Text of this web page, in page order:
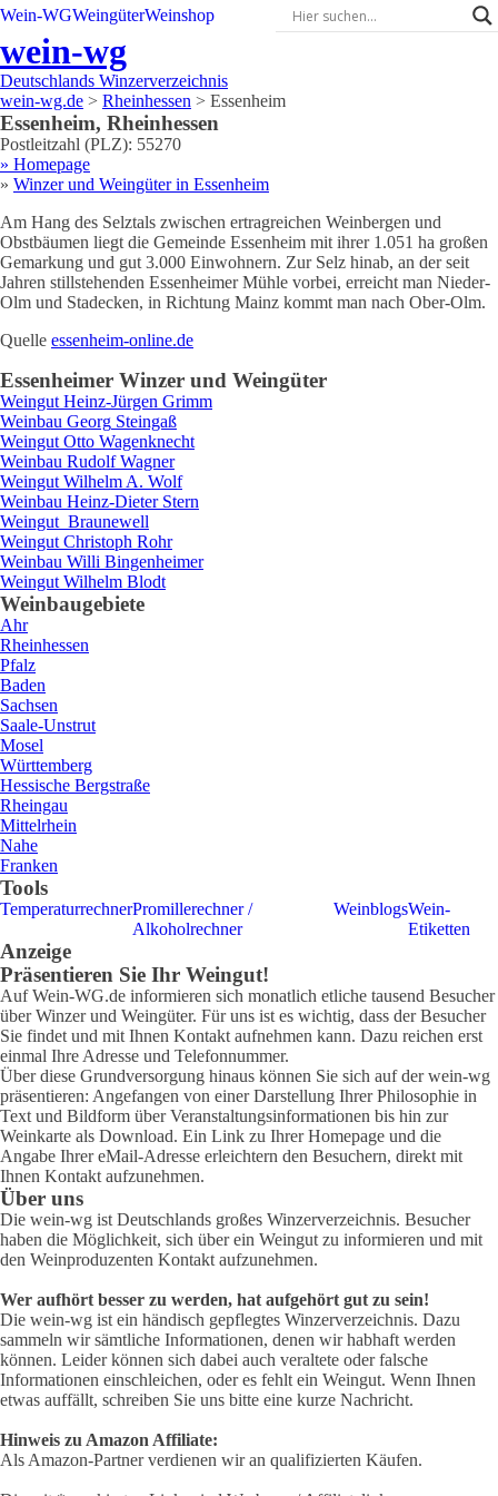
Wein-WGWeingüterWeinshop
wein-wg
Deutschlands Winzerverzeichnis
wein-wg.de > Rheinhessen > Essenheim
Essenheim, Rheinhessen
Postleitzahl (PLZ): 55270
» Homepage
» Winzer und Weingüter in Essenheim
Am Hang des Selztals zwischen ertragreichen Weinbergen und
Obstbäumen liegt die Gemeinde Essenheim mit ihrer 1.051 ha großen
Gemarkung und gut 3.000 Einwohnern. Zur Selz hinab, an der seit
Jahren stillstehenden Essenheimer Mühle vorbei, erreicht man Nieder-
Olm und Stadecken, in Richtung Mainz kommt man nach Ober-Olm.
Quelle essenheim-online.de
Essenheimer Winzer und Weingüter
Weingut Heinz-Jürgen Grimm
Weinbau Georg Steingaß
Weingut Otto Wagenknecht
Weinbau Rudolf Wagner
Weingut Wilhelm A. Wolf
Weinbau Heinz-Dieter Stern
Weingut Braunewell
Weingut Christoph Rohr
Weinbau Willi Bingenheimer
Weingut Wilhelm Blodt
Weinbaugebiete
Ahr
Rheinhessen
Pfalz
Baden
Sachsen
Saale-Unstrut
Mosel
Württemberg
Hessische Bergstraße
Rheingau
Mittelrhein
Nahe
Franken
Tools
TemperaturrechnerPromillerechner /
Alkoholrechner
WeinblogsWein-
Etiketten
Anzeige
Präsentieren Sie Ihr Weingut!
Auf Wein-WG.de informieren sich monatlich etliche tausend Besucher
über Winzer und Weingüter. Für uns ist es wichtig, dass der Besucher
Sie findet und mit Ihnen Kontakt aufnehmen kann. Dazu reichen erst
einmal Ihre Adresse und Telefonnummer.
Über diese Grundversorgung hinaus können Sie sich auf der wein-wg
präsentieren: Angefangen von einer Darstellung Ihrer Philosophie in
Text und Bildform über Veranstaltungsinformationen bis hin zur
Weinkarte als Download. Ein Link zu Ihrer Homepage und die
Angabe Ihrer eMail-Adresse erleichtern den Besuchern, direkt mit
Ihnen Kontakt aufzunehmen.
Über uns
Die wein-wg ist Deutschlands großes Winzerverzeichnis. Besucher
haben die Möglichkeit, sich über ein Weingut zu informieren und mit
den Weinproduzenten Kontakt aufzunehmen.
Wer aufhört besser zu werden, hat aufgehört gut zu sein!
Die wein-wg ist ein händisch gepflegtes Winzerverzeichnis. Dazu
sammeln wir sämtliche Informationen, denen wir habhaft werden
können. Leider können sich dabei auch veraltete oder falsche
Informationen einschleichen, oder es fehlt ein Weingut. Wenn Ihnen
etwas auffällt, schreiben Sie uns bitte eine kurze Nachricht.
Hinweis zu Amazon Affiliate:
Als Amazon-Partner verdienen wir an qualifizierten Käufen.